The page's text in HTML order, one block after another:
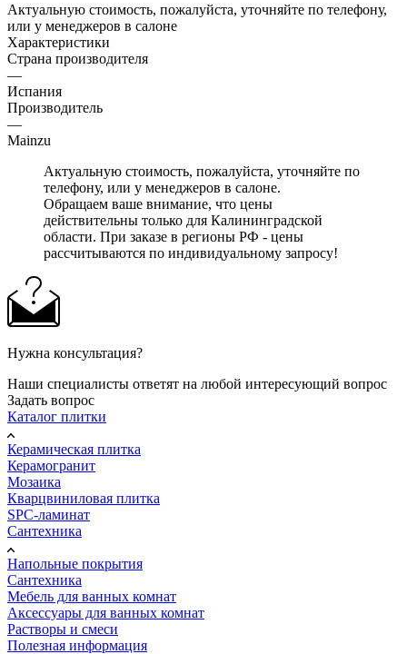
Актуальную стоимость, пожалуйста, уточняйте по телефону,
или у менеджеров в салоне
Характеристики
Страна производителя
—
Испания
Производитель
—
Mainzu
Актуальную стоимость, пожалуйста, уточняйте по
телефону, или у менеджеров в салоне.
Обращаем ваше внимание, что цены
действительны только для Калининградской
области. При заказе в регионы РФ - цены
рассчитываются по индивидуальному запросу!
Нужна консультация?
Наши специалисты ответят на любой интересующий вопрос
Задать вопрос
Каталог плитки
Керамическая плитка
Керамогранит
Мозаика
Кварцвиниловая плитка
SPC-ламинат
Сантехника
Напольные покрытия
Сантехника
Мебель для ванных комнат
Аксессуары для ванных комнат
Растворы и смеси
Полезная информация